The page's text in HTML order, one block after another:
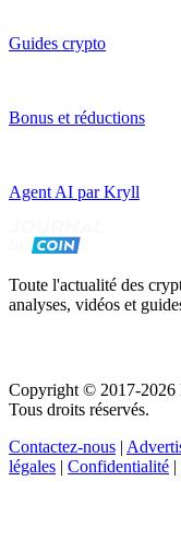
Guides crypto
Bonus et réductions
Agent AI par Kryll
Toute l'actualité des
analyses, vidéos et
Copyright © 2017-
Tous droits réservés.
Contactez-nous |
légales | Confidentialité |